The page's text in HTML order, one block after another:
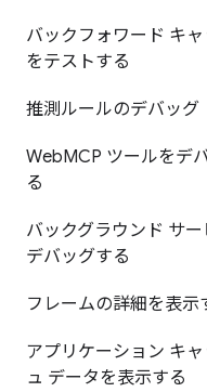
バックフォワード キャ
をテストする
推測ルールのデバッグ
WebMCP ツールをデ
る
バックグラウンド サー
デバッグする
フレームの詳細を表示
アプリケーション キ
ュ データを表示する